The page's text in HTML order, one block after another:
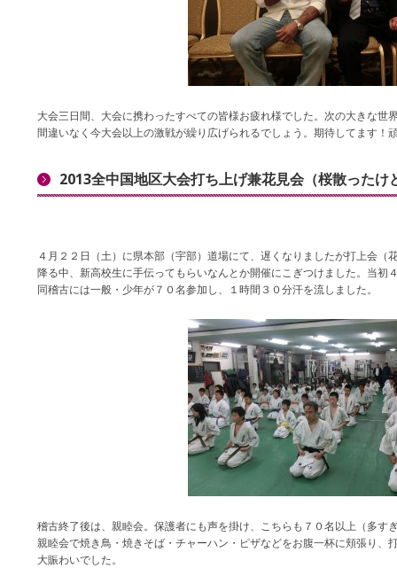
大会三日間、大会に携わったすべての皆様お疲れ様でした。次の大きな世
間違いなく今大会以上の激戦が繰り広げられるでしょう。期待してます！
2013全中国地区大会打ち上げ兼花見会（桜散ったけ
４月２２日（土）に県本部（宇部）道場にて、遅くなりましたが打上会（
降る中、新高校生に手伝ってもらいなんとか開催にこぎつけました。当初
同稽古には一般・少年が７０名参加し、１時間３０分汗を流しました。
稽古終了後は、親睦会。保護者にも声を掛け、こちらも７０名以上（多す
親睦会で焼き鳥・焼きそば・チャーハン・ピザなどをお腹一杯に頬張り、
大賑わいでした。